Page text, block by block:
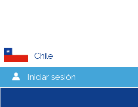
Chile
Iniciar sesión